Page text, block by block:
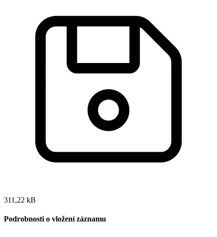
311,22 kB
Podrobnosti o vložení záznamu